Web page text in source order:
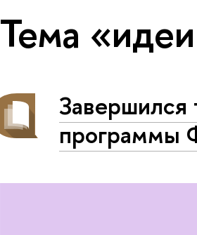
Тема
Завершился
программы